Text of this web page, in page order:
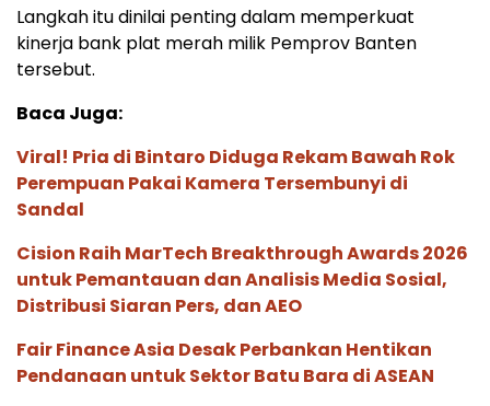
Langkah itu dinilai penting dalam memperkuat
kinerja bank plat merah milik Pemprov Banten
tersebut.
Baca Juga:
Viral! Pria di Bintaro Diduga Rekam Bawah Rok
Perempuan Pakai Kamera Tersembunyi di
Sandal
Cision Raih MarTech Breakthrough Awards 2026
untuk Pemantauan dan Analisis Media Sosial,
Distribusi Siaran Pers, dan AEO
Fair Finance Asia Desak Perbankan Hentikan
Pendanaan untuk Sektor Batu Bara di ASEAN